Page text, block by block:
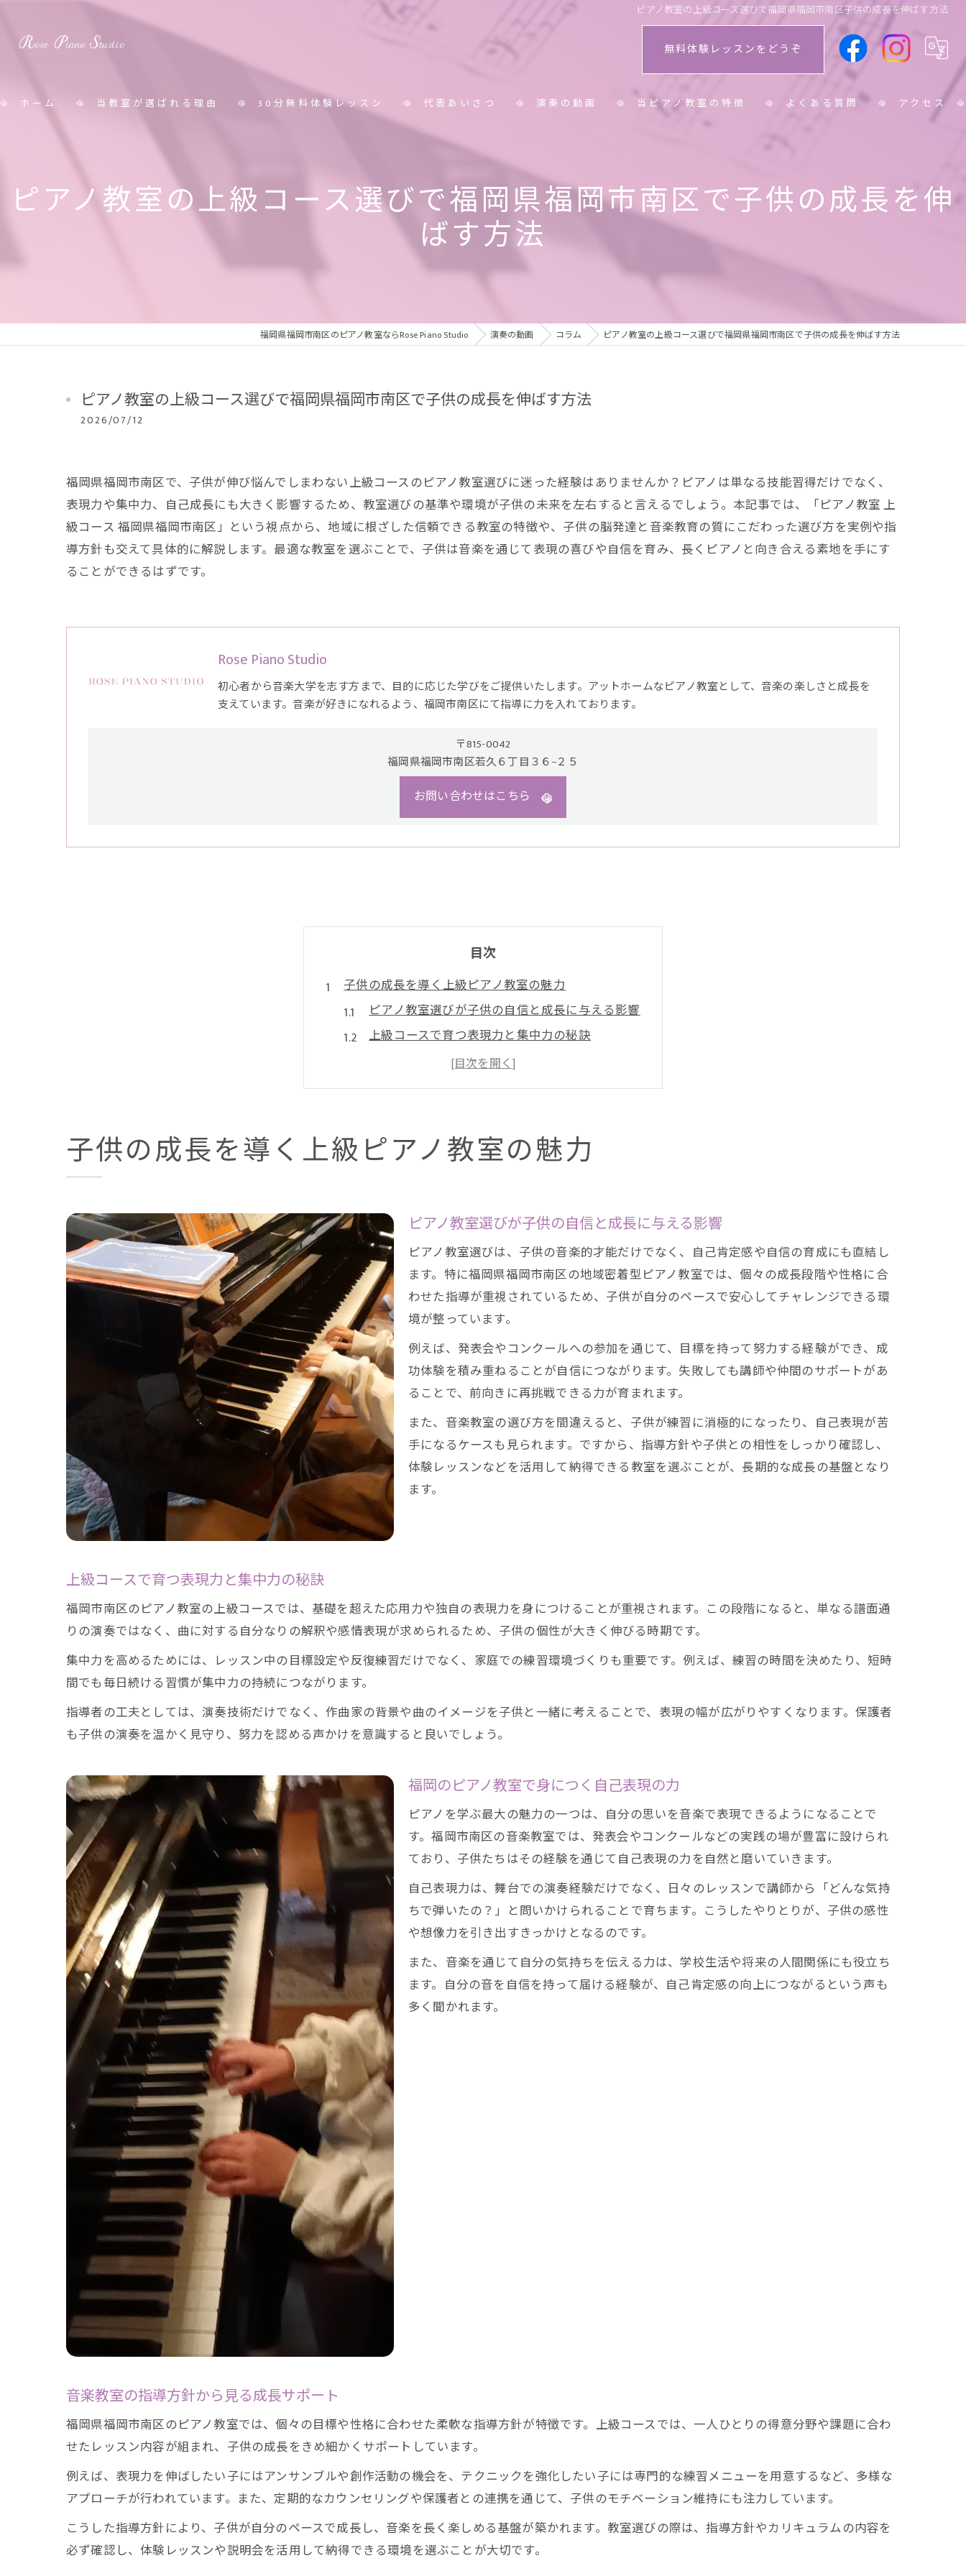
ピアノ教室の上級コース選びで福岡県福岡市南区子供の成長を伸ばす方法
無料体験レッスンをどうぞ
ホーム 当教室が選ばれる理由 30分無料体験レッスン 代表あいさつ 演奏の動画 当ピアノ教室の特徴
中学生
大人
よくある質問 アクセス
ピアノ教室の上級コース選びで福岡県福岡市南区で子供の成長を伸
ばす方法
福岡県福岡市南区のピアノ教室ならRose Piano Studio 演奏の動画 コラム ピアノ教室の上級コース選びで福岡県福岡市南区で子供の成長を伸ばす方法
ピアノ教室の上級コース選びで福岡県福岡市南区で子供の成長を伸ばす方法
2026/07/12
福岡県福岡市南区で、子供が伸び悩んでしまわない上級コースのピアノ教室選びに迷った経験はありませんか？ピアノは単なる技能習得だけでなく、
表現力や集中力、自己成長にも大きく影響するため、教室選びの基準や環境が子供の未来を左右すると言えるでしょう。本記事では、「ピアノ教室 上
級コース 福岡県福岡市南区」という視点から、地域に根ざした信頼できる教室の特徴や、子供の脳発達と音楽教育の質にこだわった選び方を実例や指
導方針も交えて具体的に解説します。最適な教室を選ぶことで、子供は音楽を通じて表現の喜びや自信を育み、長くピアノと向き合える素地を手にす
ることができるはずです。
Rose Piano Studio
初心者から音楽大学を志す方まで、目的に応じた学びをご提供いたします。アットホームなピアノ教室として、音楽の楽しさと成長を
支えています。音楽が好きになれるよう、福岡市南区にて指導に力を入れております。
〒815-0042
福岡県福岡市南区若久６丁目３６−２５
お問い合わせはこちら
目次
子供の成長を導く上級ピアノ教室の魅力
ピアノ教室選びが子供の自信と成長に与える影響
上級コースで育つ表現力と集中力の秘訣
福岡のピアノ教室で身につく自己表現の力
音楽教室の指導方針から見る成長サポート
音楽で脳を育てるピアノ教室選びのヒント
ピアノ教室で脳発達を促す年齢の考え方
リトミック併設ピアノ教室の魅力に注目
音楽教室選びで重視すべき脳育成の要素
ピアノ教室の月謝から見る教育の質
表現力を伸ばす福岡発の上級ピアノ指導法
ピアノ教室で表現力が伸びる指導の特徴
上級コース対応の音楽教室で学ぶ利点
カワイ音楽教室の指導法と評判をチェック
ソルフェージュ導入で音楽性が深まる理由
ピアノ教室で身につく発表会対策のポイント
ピアノ教室への通い方で未来が変わる理由
ピアノ教室への通いやすさが継続の鍵に
アクセス良好な音楽教室で無理なく習得
駅近ピアノ教室が子供の成長を支える背景
習い事の継続性を重視した教室選びのコツ
ピアノ教室上級コースで学ぶ音楽の魅力
多様なジャンル対応が魅力の音楽教室
発表会やコンクール対策が充実する理由
実力を伸ばすためのピアノ教室活用例
南区・中間市の子供に合うピアノ教室探し
音楽教室の体験レッスンで雰囲気を体感
南区・中間市のピアノ教室事情を徹底解説
ピアノ教室で重視すべき講師と指導方針
子供の成長を支える音楽教室の選択基準
子供の成長を導く上級ピアノ教室の魅力
ピアノ教室選びが子供の自信と成長に与える影響
ピアノ教室選びは、子供の音楽的才能だけでなく、自己肯定感や自信の育成にも直結し
ます。特に福岡県福岡市南区の地域密着型ピアノ教室では、個々の成長段階や性格に合
わせた指導が重視されているため、子供が自分のペースで安心してチャレンジできる環
境が整っています。
例えば、発表会やコンクールへの参加を通じて、目標を持って努力する経験ができ、成
功体験を積み重ねることが自信につながります。失敗しても講師や仲間のサポートがあ
ることで、前向きに再挑戦できる力が育まれます。
また、音楽教室の選び方を間違えると、子供が練習に消極的になったり、自己表現が苦
手になるケースも見られます。ですから、指導方針や子供との相性をしっかり確認し、
体験レッスンなどを活用して納得できる教室を選ぶことが、長期的な成長の基盤となり
ます。
上級コースで育つ表現力と集中力の秘訣
福岡市南区のピアノ教室の上級コースでは、基礎を超えた応用力や独自の表現力を身につけることが重視されます。この段階になると、単なる譜面通
りの演奏ではなく、曲に対する自分なりの解釈や感情表現が求められるため、子供の個性が大きく伸びる時期です。
集中力を高めるためには、レッスン中の目標設定や反復練習だけでなく、家庭での練習環境づくりも重要です。例えば、練習の時間を決めたり、短時
間でも毎日続ける習慣が集中力の持続につながります。
指導者の工夫としては、演奏技術だけでなく、作曲家の背景や曲のイメージを子供と一緒に考えることで、表現の幅が広がりやすくなります。保護者
も子供の演奏を温かく見守り、努力を認める声かけを意識すると良いでしょう。
福岡のピアノ教室で身につく自己表現の力
ピアノを学ぶ最大の魅力の一つは、自分の思いを音楽で表現できるようになることで
す。福岡市南区の音楽教室では、発表会やコンクールなどの実践の場が豊富に設けられ
ており、子供たちはその経験を通じて自己表現の力を自然と磨いていきます。
自己表現力は、舞台での演奏経験だけでなく、日々のレッスンで講師から「どんな気持
ちで弾いたの？」と問いかけられることで育ちます。こうしたやりとりが、子供の感性
や想像力を引き出すきっかけとなるのです。
また、音楽を通じて自分の気持ちを伝える力は、学校生活や将来の人間関係にも役立ち
ます。自分の音を自信を持って届ける経験が、自己肯定感の向上につながるという声も
多く聞かれます。
音楽教室の指導方針から見る成長サポート
福岡県福岡市南区のピアノ教室では、個々の目標や性格に合わせた柔軟な指導方針が特徴です。上級コースでは、一人ひとりの得意分野や課題に合わ
せたレッスン内容が組まれ、子供の成長をきめ細かくサポートしています。
例えば、表現力を伸ばしたい子にはアンサンブルや創作活動の機会を、テクニックを強化したい子には専門的な練習メニューを用意するなど、多様な
アプローチが行われています。また、定期的なカウンセリングや保護者との連携を通じて、子供のモチベーション維持にも注力しています。
こうした指導方針により、子供が自分のペースで成長し、音楽を長く楽しめる基盤が築かれます。教室選びの際は、指導方針やカリキュラムの内容を
必ず確認し、体験レッスンや説明会を活用して納得できる環境を選ぶことが大切です。
お問い合わせはこちら
お問い合わせはこちら